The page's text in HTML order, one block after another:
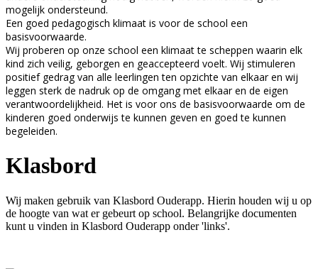
mogelijk ondersteund.
Een goed pedagogisch klimaat is voor de school een
basisvoorwaarde.
Wij proberen op onze school een klimaat te scheppen waarin elk
kind zich veilig, geborgen en geaccepteerd voelt. Wij stimuleren
positief gedrag van alle leerlingen ten opzichte van elkaar en wij
leggen sterk de nadruk op de omgang met elkaar en de eigen
verantwoordelijkheid. Het is voor ons de basisvoorwaarde om de
kinderen goed onderwijs te kunnen geven en goed te kunnen
begeleiden.
Klasbord
Wij maken gebruik van Klasbord Ouderapp. Hierin houden wij u op
de hoogte van wat er gebeurt op school. Belangrijke documenten
kunt u vinden in Klasbord Ouderapp onder 'links'.